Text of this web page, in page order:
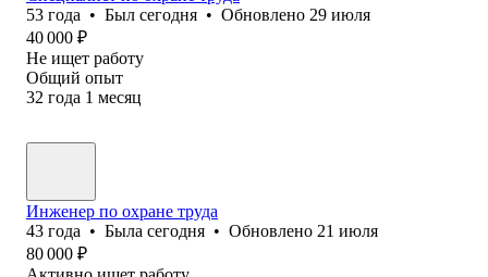
53 года • Был сегодня • Обновлено 29 июля
40 000 ₽
Не ищет работу
Общий опыт
32 года 1 месяц
Инженер по охране труда
43 года • Была сегодня • Обновлено 21 июля
80 000 ₽